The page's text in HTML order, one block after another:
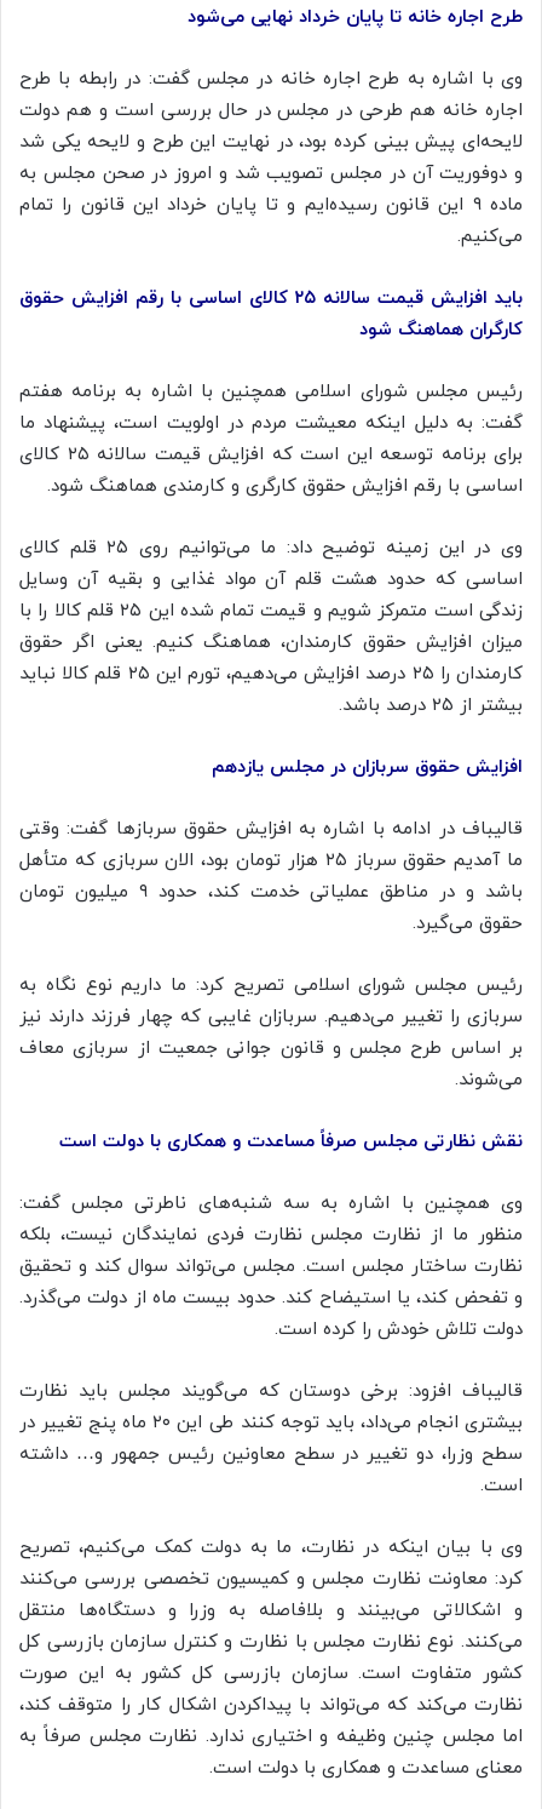
طرح اجاره خانه تا پایان خرداد نهایی می‌شود
وی با اشاره به طرح اجاره خانه در مجلس گفت: در رابطه با طرح
اجاره خانه هم طرحی در مجلس در حال بررسی است و هم دولت
لایحه‌ای پیش بینی کرده بود، در نهایت این طرح و لایحه یکی شد
و دوفوریت آن در مجلس تصویب شد و امروز در صحن مجلس به
ماده ۹ این قانون رسیده‌ایم و تا پایان خرداد این قانون را تمام
می‌کنیم.
باید افزایش قیمت سالانه ۲۵ کالای اساسی با رقم افزایش حقوق
کارگران هماهنگ شود
رئیس مجلس شورای اسلامی همچنین با اشاره به برنامه هفتم
گفت: به دلیل اینکه معیشت مردم در اولویت است، پیشنهاد ما
برای برنامه توسعه این است که افزایش قیمت سالانه ۲۵ کالای
اساسی با رقم افزایش حقوق کارگری و کارمندی هماهنگ شود.
وی در این زمینه توضیح داد: ما می‌توانیم روی ۲۵ قلم کالای
اساسی که حدود هشت قلم آن مواد غذایی و بقیه آن وسایل
زندگی است متمرکز شویم و قیمت تمام شده این ۲۵ قلم کالا را با
میزان افزایش حقوق کارمندان، هماهنگ کنیم. یعنی اگر حقوق
کارمندان را ۲۵ درصد افزایش می‌دهیم، تورم این ۲۵ قلم کالا نباید
بیشتر از ۲۵ درصد باشد.
افزایش حقوق سربازان در مجلس یازدهم
قالیباف در ادامه با اشاره به افزایش حقوق سربازها گفت: وقتی
ما آمدیم حقوق سرباز ۲۵ هزار تومان بود، الان سربازی که متأهل
باشد و در مناطق عملیاتی خدمت کند، حدود ۹ میلیون تومان
حقوق می‌گیرد.
رئیس مجلس شورای اسلامی تصریح کرد: ما داریم نوع نگاه به
سربازی را تغییر می‌دهیم. سربازان غایبی که چهار فرزند دارند نیز
بر اساس طرح مجلس و قانون جوانی جمعیت از سربازی معاف
می‌شوند.
نقش نظارتی مجلس صرفاً مساعدت و همکاری با دولت است
وی همچنین با اشاره به سه شنبه‌های ناطرتی مجلس گفت:
منظور ما از نظارت مجلس نظارت فردی نمایندگان نیست، بلکه
نظارت ساختار مجلس است. مجلس می‌تواند سوال کند و تحقیق
و تفحض کند، یا استیضاح کند. حدود بیست ماه از دولت می‌گذرد.
دولت تلاش خودش را کرده است.
قالیباف افزود: برخی دوستان که می‌گویند مجلس باید نظارت
بیشتری انجام می‌داد، باید توجه کنند طی این ۲۰ ماه پنج تغییر در
سطح وزرا، دو تغییر در سطح معاونین رئیس جمهور و… داشته
است.
وی با بیان اینکه در نظارت، ما به دولت کمک می‌کنیم، تصریح
کرد: معاونت نظارت مجلس و کمیسیون تخصصی بررسی می‌کنند
و اشکالاتی می‌بینند و بلافاصله به وزرا و دستگاه‌ها منتقل
می‌کنند. نوع نظارت مجلس با نظارت و کنترل سازمان بازرسی کل
کشور متفاوت است. سازمان بازرسی کل کشور به این صورت
نظارت می‌کند که می‌تواند با پیداکردن اشکال کار را متوقف کند،
اما مجلس چنین وظیفه و اختیاری ندارد. نظارت مجلس صرفاً به
معنای مساعدت و همکاری با دولت است.